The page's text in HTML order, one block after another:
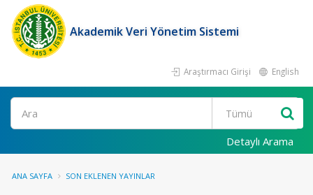
Akademik Veri Yönetim Sistemi
Araştırmacı Girişi English
Ara
Detaylı Arama
ANA SAYFA SON EKLENEN YAYINLAR